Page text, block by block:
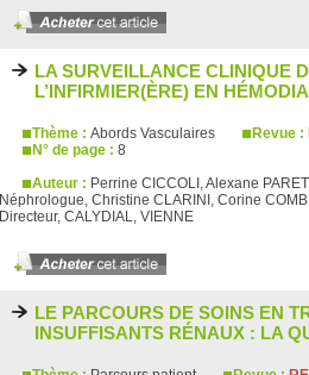
LA SURVEILLANCE CLINIQUE
L’INFIRMIER(ÈRE) EN
Thème : Abords Vasculaires Revue :
N° de page : 8
Auteur : Perrine CICCOLI, Alexane
Néphrologue, Christine CLARINI, Corine
Directeur, CALYDIAL, VIENNE
LE PARCOURS DE SOINS EN
INSUFFISANTS RÉNAUX : LA